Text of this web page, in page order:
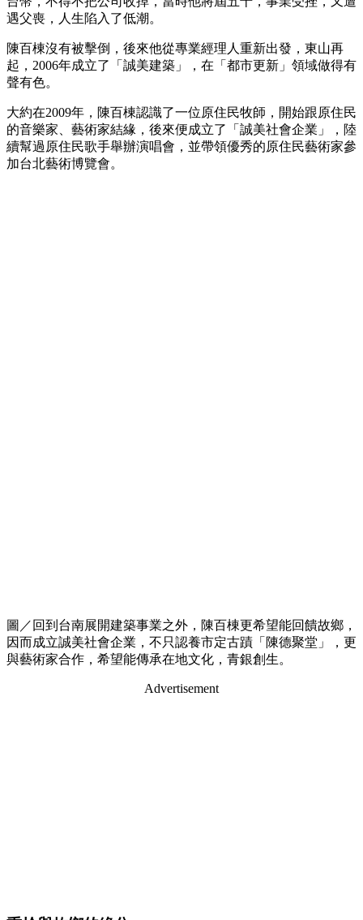
遇父喪，人生陷入了低潮。
陳百棟沒有被擊倒，後來他從專業經理人重新出發，東山再
起，2006年成立了「誠美建築」，在「都市更新」領域做得有
聲有色。
大約在2009年，陳百棟認識了一位原住民牧師，開始跟原住民
的音樂家、藝術家結緣，後來便成立了「誠美社會企業」，陸
續幫過原住民歌手舉辦演唱會，並帶領優秀的原住民藝術家參
加台北藝術博覽會。
圖／回到台南展開建築事業之外，陳百棟更希望能回饋故鄉，
因而成立誠美社會企業，不只認養市定古蹟「陳德聚堂」，更
與藝術家合作，希望能傳承在地文化，青銀創生。
Advertisement